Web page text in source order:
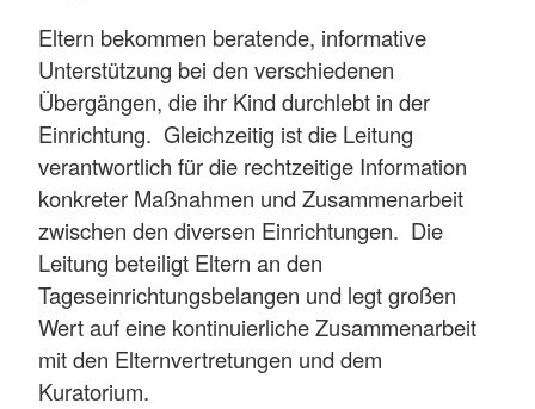
Eltern bekommen beratende, informative
Unterstützung bei den verschiedenen
Übergängen, die ihr Kind durchlebt in der
Einrichtung. Gleichzeitig ist die Leitung
verantwortlich für die rechtzeitige Information
konkreter Maßnahmen und Zusammenarbeit
zwischen den diversen Einrichtungen. Die
Leitung beteiligt Eltern an den
Tageseinrichtungsbelangen und legt großen
Wert auf eine kontinuierliche Zusammenarbeit
mit den Elternvertretungen und dem
Kuratorium.